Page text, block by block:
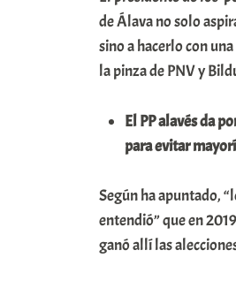
de Álava no solo
sino a hacerlo con
la pinza de PNV y
El PP alavés da
para evitar
Según ha apuntado,
entendió” que en
ganó allí las